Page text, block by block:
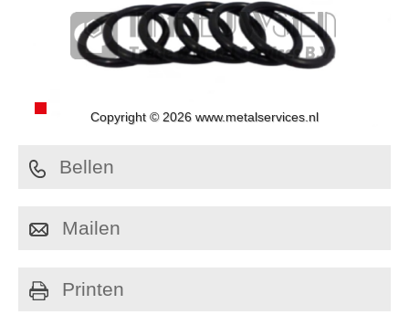
Copyright © 2026 www.metalservices.nl
Bellen
Mailen
Printen